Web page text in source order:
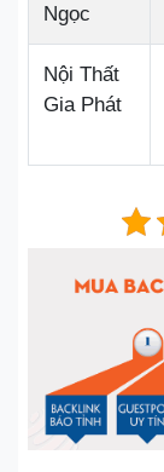
Ngọc
Nội Thất
Gia Phát